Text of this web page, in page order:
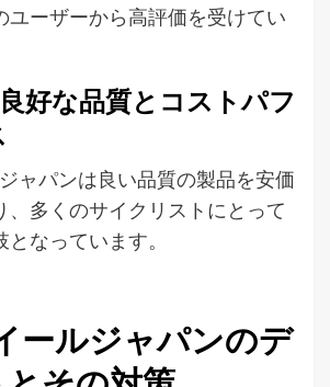
ユーザーから高評価を受けてい
好な品質とコストパフ
ャパンは良い品質の製品を安価
、多くのサイクリストにとって
なっています。
ールジャパンのデ